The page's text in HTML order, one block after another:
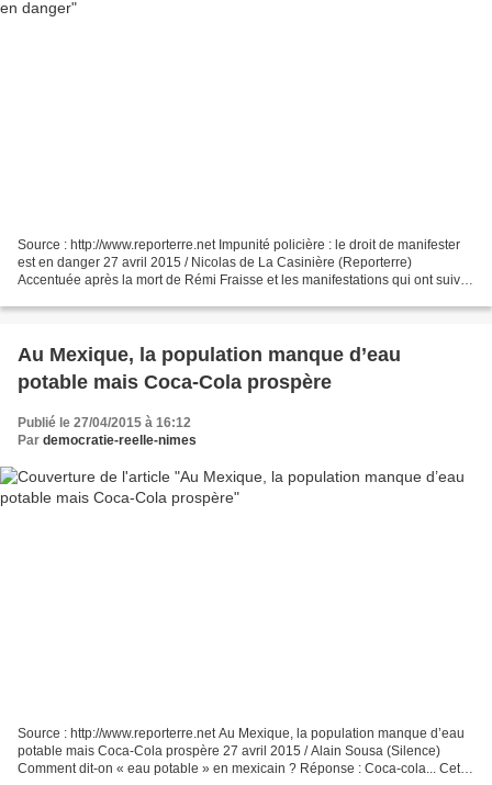
Source : http://www.reporterre.net Impunité policière : le droit de manifester
est en danger 27 avril 2015 / Nicolas de La Casinière (Reporterre)
Accentuée après la mort de Rémi Fraisse et les manifestations qui ont suivi,
Au Mexique, la population manque d’eau
potable mais Coca-Cola prospère
Publié le 27/04/2015 à 16:12
Par democratie-reelle-nimes
Source : http://www.reporterre.net Au Mexique, la population manque d’eau
potable mais Coca-Cola prospère 27 avril 2015 / Alain Sousa (Silence)
Comment dit-on « eau potable » en mexicain ? Réponse : Coca-cola... Cette